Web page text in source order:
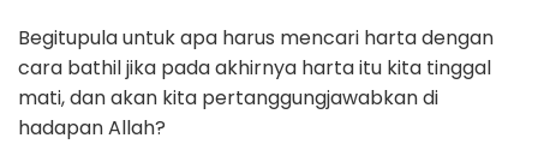
Begitupula untuk apa harus mencari harta dengan
cara bathil jika pada akhirnya harta itu kita tinggal
mati, dan akan kita pertanggungjawabkan di
hadapan Allah?